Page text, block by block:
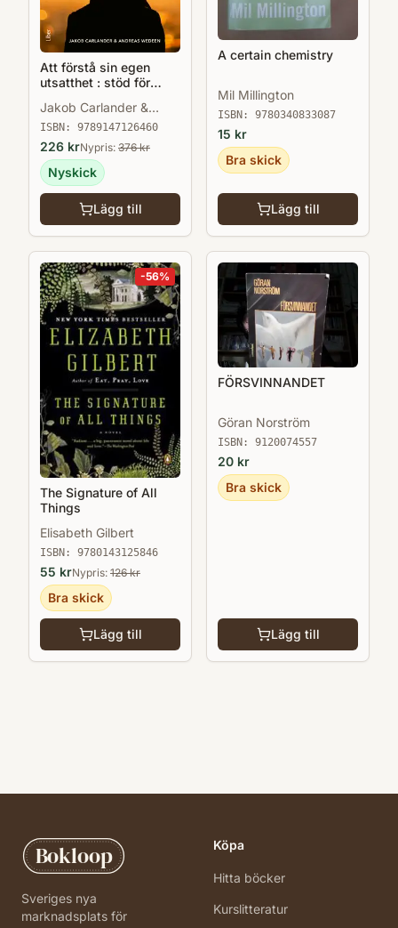
Att förstå sin egen
utsatthet : stöd för
människovårdande
yrken
Jakob Carlander &
Andreas Wedeen
ISBN: 9789147126460
226 krNypris: 376kr
Nyskick
Lägg till
A certain chemistry
Mil Millington
ISBN: 9780340833087
15 kr
Bra skick
Lägg till
-56%
The Signature of All
Things
Elisabeth Gilbert
ISBN: 9780143125846
55 krNypris: 126kr
Bra skick
Lägg till
FÖRSVINNANDET
Göran Norström
ISBN: 9120074557
20 kr
Bra skick
Lägg till
Bokloop
Sveriges nya
marknadsplats för
Köpa
Hitta böcker
Kurslitteratur